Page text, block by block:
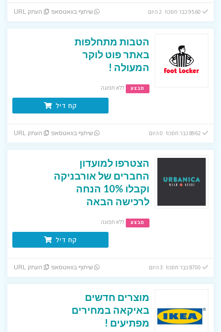
שיתוף בוואטסאפ העתק URL
הטבות מתחלפות
באתר פוט לוקר
המעולה !
מבצע ללא תפוגה
קח דיל
שיתוף בוואטסאפ העתק URL
הצטרפו למועדון
החברים של אורבניקה
וקבלו 10% הנחה
לרכישה הבאה
מבצע ללא תפוגה
קח דיל
שיתוף בוואטסאפ העתק URL
מוצרים חדשים
באיקאה במחירים
מפתיעים !